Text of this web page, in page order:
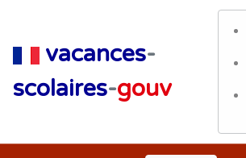
vacances-
scolaires-gouv